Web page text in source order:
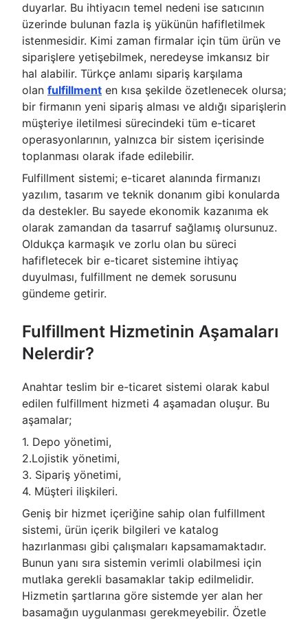
duyarlar. Bu ihtiyacın temel nedeni ise satıcının
üzerinde bulunan fazla iş yükünün hafifletilmek
istenmesidir. Kimi zaman firmalar için tüm ürün ve
siparişlere yetişebilmek, neredeyse imkansız bir
hal alabilir. Türkçe anlamı sipariş karşılama
olan fulfillment en kısa şekilde özetlenecek olursa;
bir firmanın yeni sipariş alması ve aldığı siparişlerin
müşteriye iletilmesi sürecindeki tüm e-ticaret
operasyonlarının, yalnızca bir sistem içerisinde
toplanması olarak ifade edilebilir.
Fulfillment sistemi; e-ticaret alanında firmanızı
yazılım, tasarım ve teknik donanım gibi konularda
da destekler. Bu sayede ekonomik kazanıma ek
olarak zamandan da tasarruf sağlamış olursunuz.
Oldukça karmaşık ve zorlu olan bu süreci
hafifletecek bir e-ticaret sistemine ihtiyaç
duyulması, fulfillment ne demek sorusunu
gündeme getirir.
Fulfillment Hizmetinin Aşamaları
Nelerdir?
Anahtar teslim bir e-ticaret sistemi olarak kabul
edilen fulfillment hizmeti 4 aşamadan oluşur. Bu
aşamalar;
1. Depo yönetimi,
2.Lojistik yönetimi,
3. Sipariş yönetimi,
4. Müşteri ilişkileri.
Geniş bir hizmet içeriğine sahip olan fulfillment
sistemi, ürün içerik bilgileri ve katalog
hazırlanması gibi çalışmaları kapsamamaktadır.
Bunun yanı sıra sistemin verimli olabilmesi için
mutlaka gerekli basamaklar takip edilmelidir.
Hizmetin şartlarına göre sistemde yer alan her
basamağın uygulanması gerekmeyebilir. Özetle